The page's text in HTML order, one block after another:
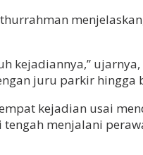
kejadiannya,”
juru parkir hingga
kejadian usai
menjalani